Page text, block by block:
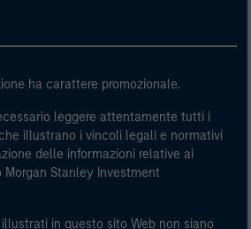
ha carattere promozionale.
leggere attentamente tutti i
illustrano i vincoli legali e normativi
delle informazioni relative ai
Stanley Investment
in questo sito Web non siano